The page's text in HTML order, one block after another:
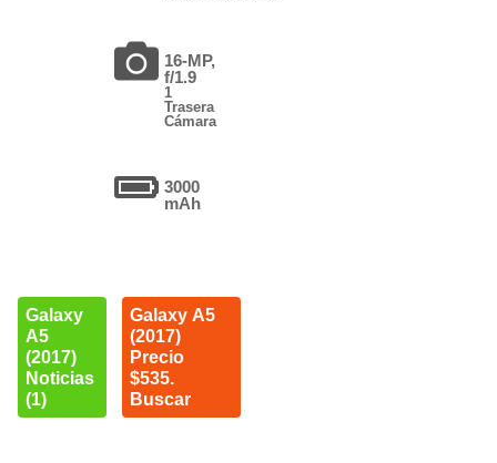
16-MP,
f/1.9
1
Trasera
Cámara
3000
mAh
Galaxy
A5
(2017)
Noticias
(1)
Galaxy A5
(2017)
Precio
$535.
Buscar